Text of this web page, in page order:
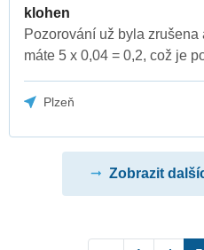
klohen
Pozorování už byla
máte 5 x 0,04 = 0,2, což je
Plzeň
Zobrazit